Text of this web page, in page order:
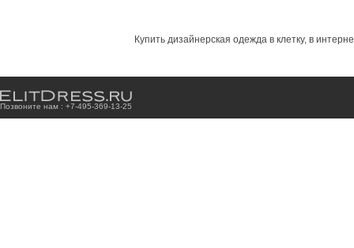
Купить дизайнерская одежда в клетку, в
Позвоните нам : +7-495-369-13-25